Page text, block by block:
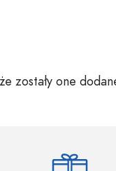
zostały one